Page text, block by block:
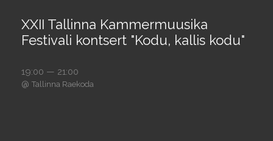
XXII Tallinna Kammermuusika
Festivali kontsert "Kodu, kallis kodu"
19:00 — 21:00
@ Tallinna Raekoda